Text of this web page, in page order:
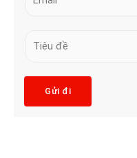
m
Gửi đi